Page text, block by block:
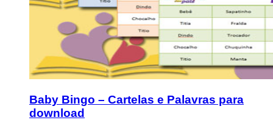
Baby Bingo – Cartelas e Palavras para
download